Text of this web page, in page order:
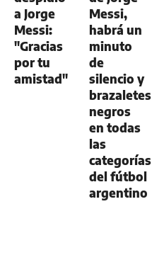
a Jorge
Messi:
"Gracias
por tu
amistad"
Messi,
habrá un
minuto
de
silencio y
brazaletes
negros
en todas
las
categorías
del fútbol
argentino